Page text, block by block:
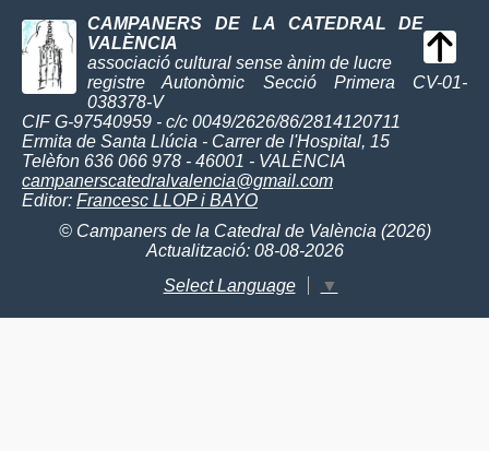
CAMPANERS DE LA CATEDRAL DE
VALÈNCIA
associació cultural sense ànim de lucre
registre Autonòmic Secció Primera CV-01-
038378-V
CIF G-97540959 - c/c 0049/2626/86/2814120711
Ermita de Santa Llúcia - Carrer de l'Hospital, 15
Telèfon 636 066 978 - 46001 - VALÈNCIA
campanerscatedralvalencia@gmail.com
Editor: Francesc LLOP i BAYO
© Campaners de la Catedral de València (2026)
Actualització: 08-08-2026
Select Language
▼